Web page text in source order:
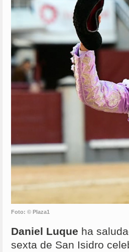
Foto: © Plaza1
Daniel Luque ha
sexta de San Isidro